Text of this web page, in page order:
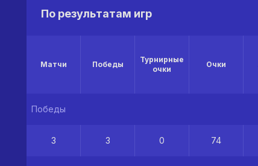
По результатам игр
Матчи Победы
Турнирные
очки
Очки
Победы
3 3 0 74